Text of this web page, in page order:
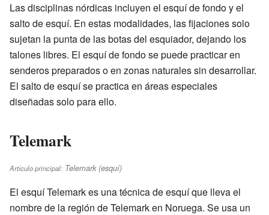
Las disciplinas nórdicas incluyen el esquí de fondo y el
salto de esquí. En estas modalidades, las fijaciones solo
sujetan la punta de las botas del esquiador, dejando los
talones libres. El esquí de fondo se puede practicar en
senderos preparados o en zonas naturales sin desarrollar.
El salto de esquí se practica en áreas especiales
diseñadas solo para ello.
Telemark
Artículo principal: Telemark (esquí)
El esquí Telemark es una técnica de esquí que lleva el
nombre de la región de Telemark en Noruega. Se usa un